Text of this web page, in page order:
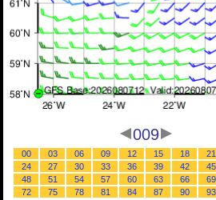
009
00 03 06 09 12 15 18
21
24
27 30 33 36 39 42
45
48
51 54 57 60 63 66
69
72
75 78 81 84 87 90 93